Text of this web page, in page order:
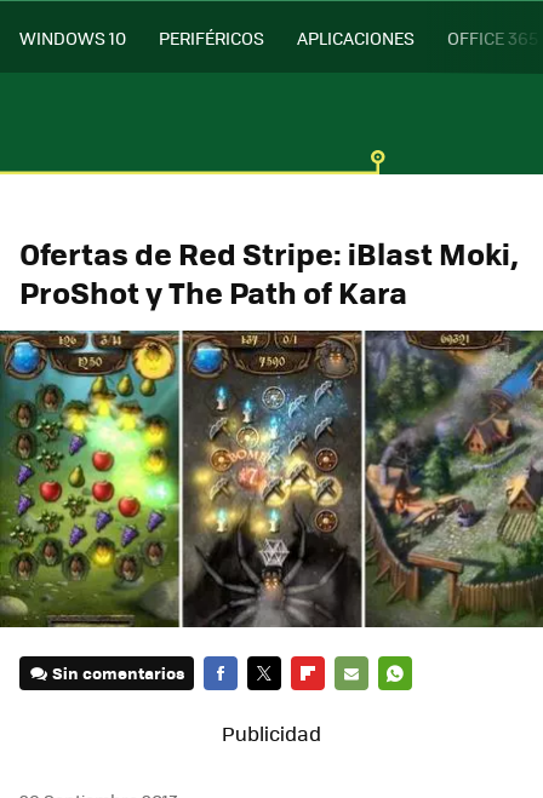
WINDOWS 10 PERIFÉRICOS APLICACIONES OFFICE 365
Ofertas de Red Stripe: iBlast Moki,
ProShot y The Path of Kara
Sin comentarios